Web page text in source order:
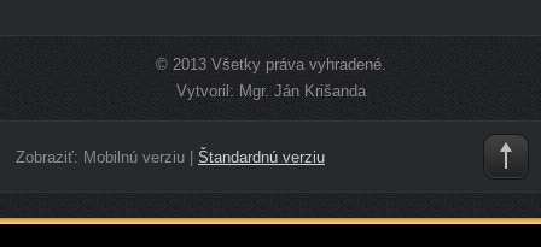
© 2013 Všetky práva vyhradené.
Vytvoril: Mgr. Ján Krišanda
Zobraziť: Mobilnú verziu| Štandardnú verziu